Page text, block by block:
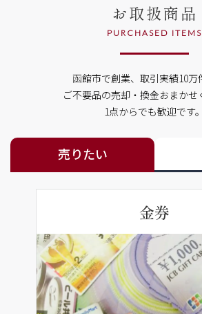
お取扱商品
PURCHASED ITEMS
函館市で創業、取引実績10万
ご不要品の売却・換金おまかせ
1点からでも歓迎です。
売りたい
金券